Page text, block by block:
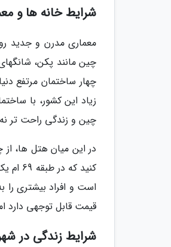
شرایط خانه ها و
معماری مدرن و جدید
چین مانند پکن،
زیاد این کشور، با
چین و زندگی راحت تر نه
در این میان هتل ها،
کنید
است و افراد بیشتری
قیمت قابل توجهی دارد
شرایط زندگی در